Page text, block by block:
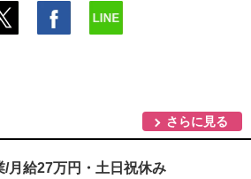
さらに見る
月給27万円・土日祝休み